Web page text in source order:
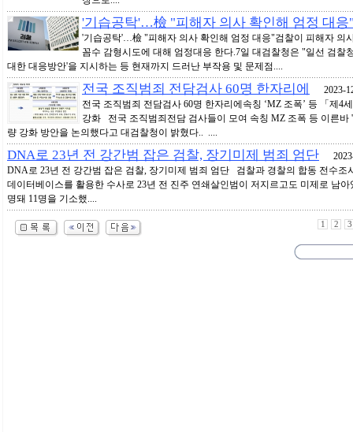
'기습공탁'…檢 "피해자 의사 확인해 엄정 대응
'기습공탁'…檢 "피해자 의사 확인해 엄정 대응"검찰이 피해자 의
꼼수 감형시도에 대해 엄정대응 한다.7일 대검찰청은 "일선 검찰
대한 대응방안'을 지시하는 등 현재까지 드러난 부작용 및 문제점....
전국 조직범죄 전담검사 60명 한자리에
2023-
전국 조직범죄 전담검사 60명 한자리에속칭 ‘MZ 조폭’ 등 「제4
강화 전국 조직범죄전담 검사들이 모여 속칭 MZ 조폭 등 이른바
량 강화 방안을 논의했다고 대검찰청이 밝혔다.. ....
DNA로 23년 전 강간범 잡은 검찰, 장기미제 범죄 엄단
DNA로 23년 전 강간범 잡은 검찰, 장기미제 범죄 엄단 검찰과 경찰의 합동 전수조
데이터베이스를 활용한 수사로 23년 전 진주 연쇄살인범이 저지르고도 미제로 남
명돼 11명을 기소했....
1 2 3